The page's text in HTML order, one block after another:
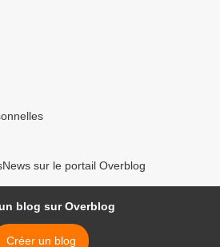
sur le portail Overblog
blog sur Overblog
Créer un blog